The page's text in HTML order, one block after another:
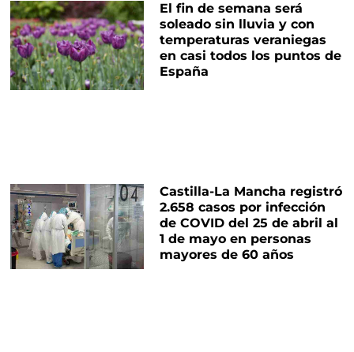
El fin de semana será
soleado sin lluvia y con
temperaturas veraniegas
en casi todos los puntos de
España
Castilla-La Mancha registró
2.658 casos por infección
de COVID del 25 de abril al
1 de mayo en personas
mayores de 60 años